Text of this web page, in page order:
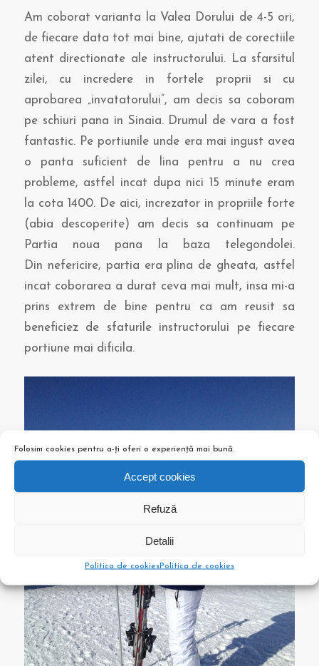
Folosim cookies pentru a-ți oferi o experiență mai bună.
Accept cookies
Refuză
Detalii
Politica de cookiesPolitica de cookies
Am coborat varianta la Valea Dorului de 4-5 ori,
de fiecare data tot mai bine, ajutati de corectiile
atent directionate ale instructorului. La sfarsitul
zilei, cu incredere in fortele proprii si cu
aprobarea „invatatorului”, am decis sa coboram
pe schiuri pana in Sinaia. Drumul de vara a fost
fantastic. Pe portiunile unde era mai ingust avea
o panta suficient de lina pentru a nu crea
probleme, astfel incat dupa nici 15 minute eram
la cota 1400. De aici, increzator in propriile forte
(abia descoperite) am decis sa continuam pe
Partia noua pana la baza telegondolei.
Din nefericire, partia era plina de gheata, astfel
incat coborarea a durat ceva mai mult, insa mi-a
prins extrem de bine pentru ca am reusit sa
beneficiez de sfaturile instructorului pe fiecare
portiune mai dificila.